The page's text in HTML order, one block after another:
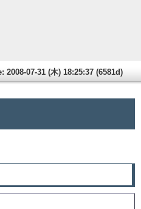
2008-07-31 (木) 18:25:37 (6581d)